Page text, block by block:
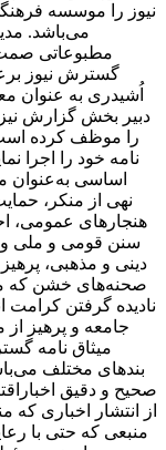
نیوز را موسسه
می‌باشد.
مطبوعاتی صمت
گسترش نیوز
اُشیدری به عنوان
دبیر بخش گزارش
را موظف کرده
نامه خود را اجرا
اساسی به‌عنوان
نهی از منکر،
هنجارهای عمومی،
سنن قومی و ملی و
دینی و مذهبی،
صحنه‌های خشن که
نادیده گرفتن کرامت
جامعه و پرهیز
میثاق نامه
بندهای مختلف
صحیح و دقیق
از انتشار اخباری که
منبعی که حتی با